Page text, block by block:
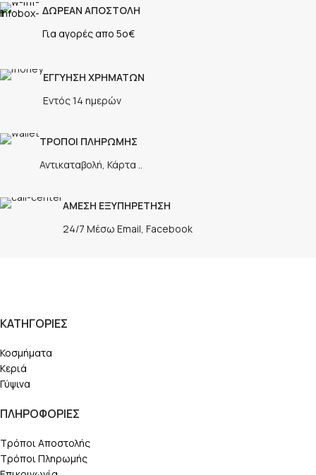
ΔΩΡΕΑΝ ΑΠΟΣΤΟΛΗ
Για αγορές απο 5ο€
ΕΓΓΥΗΣΗ ΧΡΗΜΑΤΩΝ
Εντός 14 ημερών
ΤΡΟΠΟΙ ΠΛΗΡΩΜΗΣ
Αντικαταβολή, Κάρτα ..
ΑΜΕΣΗ ΕΞΥΠΗΡΕΤΗΣΗ
24/7 Μέσω Email, Facebook
ΚΑΤΗΓΟΡΙΕΣ
Κοσμήματα
Κεριά
Γύψινα
ΠΛΗΡΟΦΟΡΙΕΣ
Τρόποι Αποστολής
Τρόποι Πληρωμής